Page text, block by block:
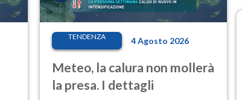
TENDENZA 4 Agosto 2026
Meteo, la calura non mollerà
la presa. I dettagli